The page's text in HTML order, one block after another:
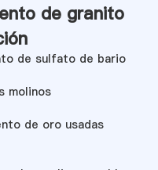
de granito
de sulfato de bario
molinos
de oro usadas